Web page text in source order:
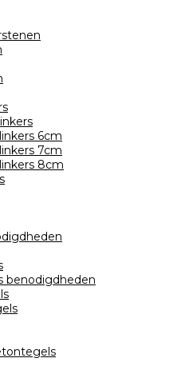
6cm
7cm
8cm
benodigdheden